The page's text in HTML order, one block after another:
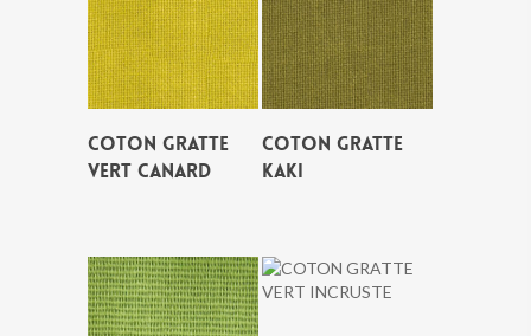
COTON GRATTE
VERT CANARD
COTON GRATTE
KAKI